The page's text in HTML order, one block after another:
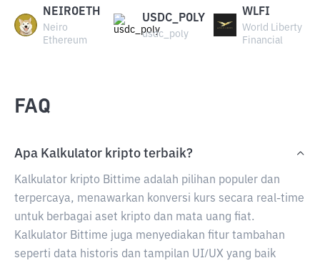
NEIROETH
Neiro
Ethereum
USDC_POLY
usdc_poly
WLFI
World Liberty
Financial
FAQ
Apa Kalkulator kripto terbaik?
Kalkulator kripto Bittime adalah pilihan populer dan
terpercaya, menawarkan konversi kurs secara real-time
untuk berbagai aset kripto dan mata uang fiat.
Kalkulator Bittime juga menyediakan fitur tambahan
seperti data historis dan tampilan UI/UX yang baik